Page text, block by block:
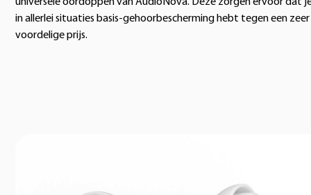
universele oordoppen van AudioNova. Deze zorgen ervoor dat
in allerlei situaties basis-gehoorbescherming hebt tegen een zeer
voordelige prijs.